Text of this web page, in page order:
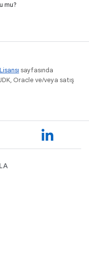
mu?
sayfasında
Oracle ve/veya satış